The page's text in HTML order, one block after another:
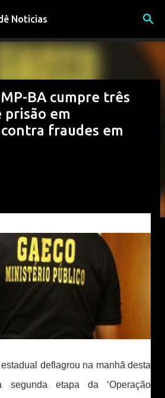
o conteúdo principal
Noticias
BA cumpre três
prisão em
fraudes em
deflagrou na manhã desta
segunda etapa da ‘Operação